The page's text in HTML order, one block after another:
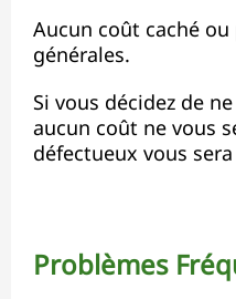
Aucun coût caché
générales.
Si vous décidez de
aucun coût ne vous
défectueux vous
Problèmes